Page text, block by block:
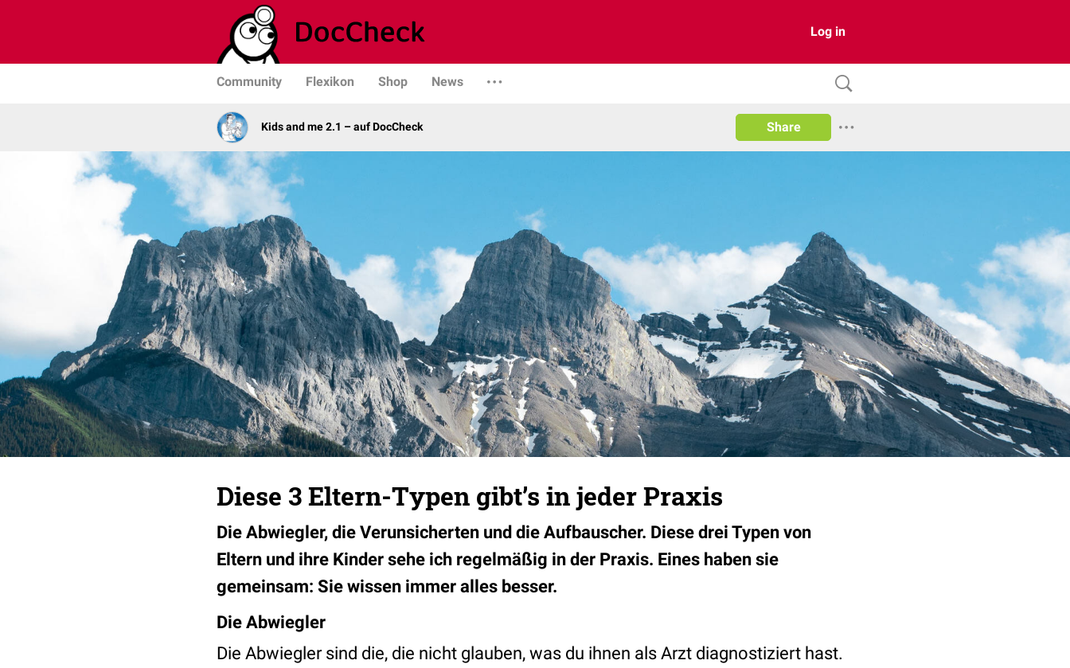
Log in
Community Flexikon Shop News
Kids and me 2.1 – auf DocCheck Share
Diese 3 Eltern-Typen gibt’s in jeder Praxis
Die Abwiegler, die Verunsicherten und die Aufbauscher. Diese drei Typen von
Eltern und ihre Kinder sehe ich regelmäßig in der Praxis. Eines haben sie
gemeinsam: Sie wissen immer alles besser.
Die Abwiegler
Die Abwiegler sind die, die nicht glauben, was du ihnen als Arzt diagnostiziert hast.